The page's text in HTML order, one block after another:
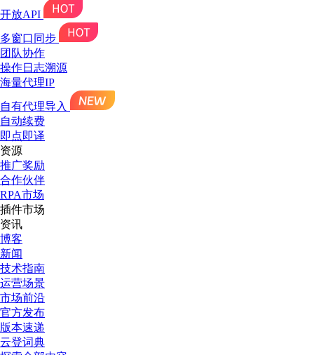
开放API
多窗口同步
团队协作
操作日志溯源
海量代理IP
自有代理导入
自动续费
即点即译
资源
推广奖励
合作伙伴
RPA市场
插件市场
资讯
博客
新闻
技术指南
运营场景
市场前沿
官方发布
版本速递
云登词典